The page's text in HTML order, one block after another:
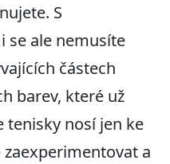
S
se ale nemusíte
částech
barev, které už
tenisky nosí jen ke
a